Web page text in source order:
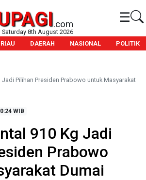
.com ☰
Saturday 8th August 2026
RIAU DAERAH NASIONAL POLITIK
Jadi Pilihan Presiden Prabowo untuk Masyarakat
WIB
910 Kg Jadi
Prabowo
Dumai